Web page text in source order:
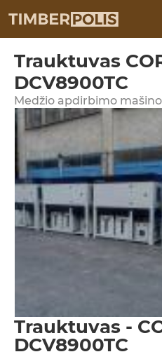
Trauktuvas
DCV8900TC
Medžio apdirbimo
Trauktuvas -
DCV8900TC